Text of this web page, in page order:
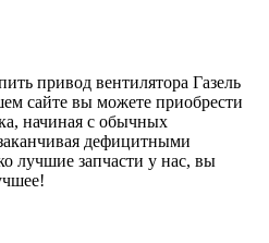
привод вентилятора Газель
сайте вы можете приобрести
начиная с обычных
дефицитными
лучшие запчасти у нас, вы